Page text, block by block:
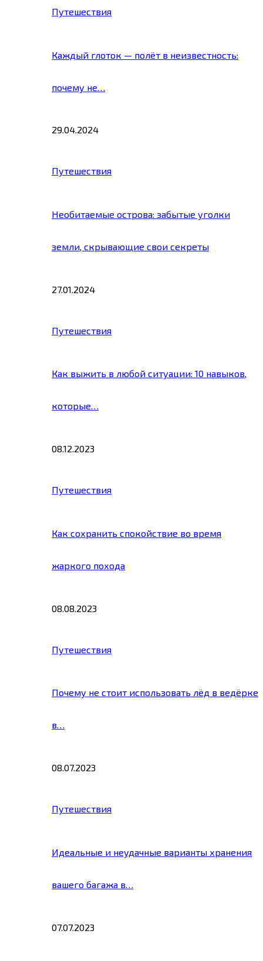
Путешествия
Каждый глоток — полёт в неизвестность:
почему не…
29.04.2024
Путешествия
Необитаемые острова: забытые уголки
земли, скрывающие свои секреты
27.01.2024
Путешествия
Как выжить в любой ситуации: 10 навыков,
которые…
08.12.2023
Путешествия
Как сохранить спокойствие во время
жаркого похода
08.08.2023
Путешествия
Почему не стоит использовать лёд в ведёрке
в…
08.07.2023
Путешествия
Идеальные и неудачные варианты хранения
вашего багажа в…
07.07.2023